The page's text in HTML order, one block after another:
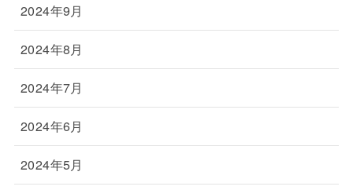
2024年9月
2024年8月
2024年7月
2024年6月
2024年5月